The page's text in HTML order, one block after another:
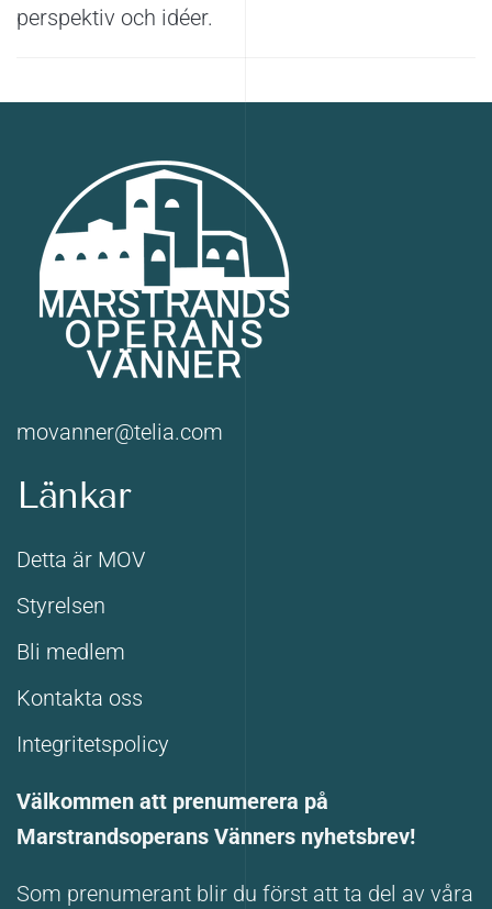
perspektiv och idéer.
movanner@telia.com
Länkar
Detta är MOV
Styrelsen
Bli medlem
Kontakta oss
Integritetspolicy
Välkommen att prenumerera på
Marstrandsoperans Vänners nyhetsbrev!
Som prenumerant blir du först att ta del av våra